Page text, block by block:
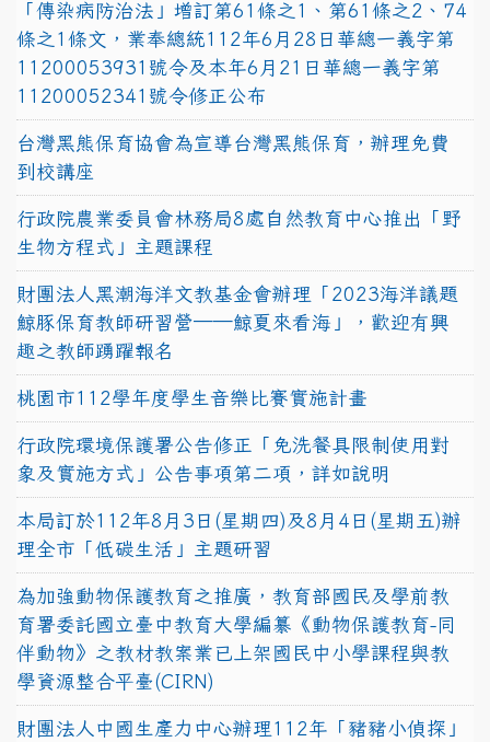
「傳染病防治法」增訂第61條之1、第61條之2、74
條之1條文，業奉總統112年6月28日華總一義字第
11200053931號令及本年6月21日華總一義字第
11200052341號令修正公布
台灣黑熊保育協會為宣導台灣黑熊保育，辦理免費
到校講座
行政院農業委員會林務局8處自然教育中心推出「野
生物方程式」主題課程
財團法人黑潮海洋文教基金會辦理「2023海洋議題
鯨豚保育教師研習營──鯨夏來看海」，歡迎有興
趣之教師踴躍報名
桃園市112學年度學生音樂比賽實施計畫
行政院環境保護署公告修正「免洗餐具限制使用對
象及實施方式」公告事項第二項，詳如說明
本局訂於112年8月3日(星期四)及8月4日(星期五)辦
理全市「低碳生活」主題研習
為加強動物保護教育之推廣，教育部國民及學前教
育署委託國立臺中教育大學編纂《動物保護教育-同
伴動物》之教材教案業已上架國民中小學課程與教
學資源整合平臺(CIRN)
財團法人中國生產力中心辦理112年「豬豬小偵探」